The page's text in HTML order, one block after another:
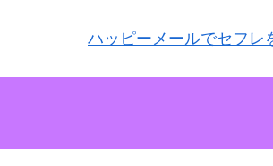
ハッピーメールでセフレ